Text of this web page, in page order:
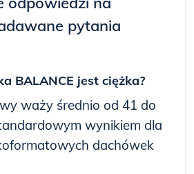
pytania
BALANCE jest ciężka?
waży średnio od 41 do
wynikiem dla
dachówek